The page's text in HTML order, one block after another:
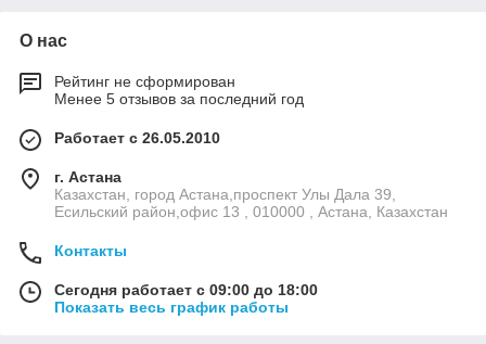
О нас
Рейтинг не сформирован
Менее 5 отзывов за последний год
Работает с 26.05.2010
г. Астана
Казахстан, город Астана,проспект Улы Дала 39,
Есильский район,офис 13 , 010000 , Астана, Казахстан
Контакты
Сегодня работает с 09:00 до 18:00
Показать весь график работы